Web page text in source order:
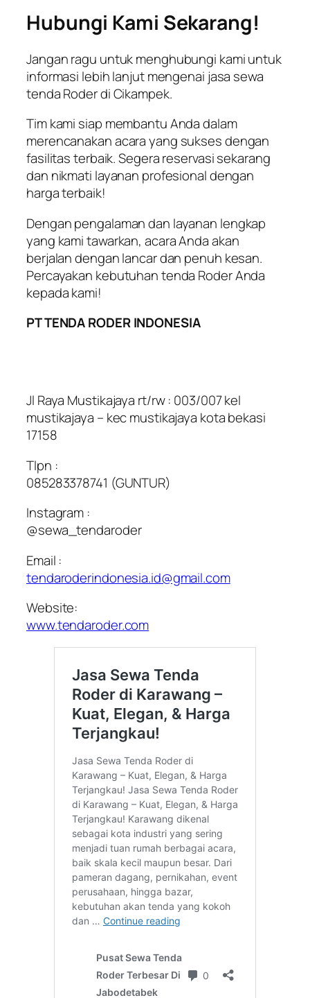
Hubungi Kami Sekarang!
Jangan ragu untuk menghubungi kami untuk
informasi lebih lanjut mengenai jasa sewa
tenda Roder di Cikampek.
Tim kami siap membantu Anda dalam
merencanakan acara yang sukses dengan
fasilitas terbaik. Segera reservasi sekarang
dan nikmati layanan profesional dengan
harga terbaik!
Dengan pengalaman dan layanan lengkap
yang kami tawarkan, acara Anda akan
berjalan dengan lancar dan penuh kesan.
Percayakan kebutuhan tenda Roder Anda
kepada kami!
PT TENDA RODER INDONESIA
Jl Raya Mustikajaya rt/rw : 003/007 kel
mustikajaya – kec mustikajaya kota bekasi
17158
Tlpn :
085283378741 (GUNTUR)
Instagram :
@sewa_tendaroder
Email :
tendaroderindonesia.id@gmail.com
Website:
www.tendaroder.com